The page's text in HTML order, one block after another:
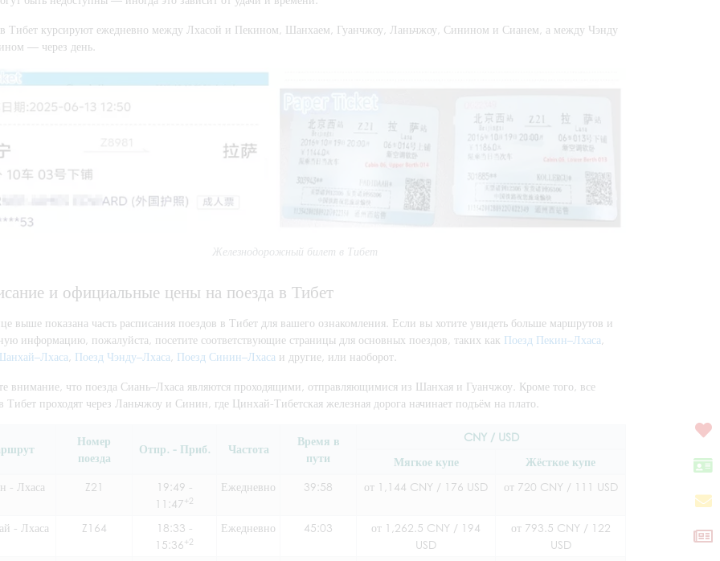
Тибет курсируют ежедневно между Лхасой и Пекином, Шанхаем, Гуанчжоу, Ланьчжоу, Синином и Сианем, а между Чэнду
— через день.
Железнодорожный билет в Тибет
и официальные цены на поезда в Тибет
выше показана часть расписания поездов в Тибет для вашего ознакомления. Если вы хотите увидеть больше маршрутов и
информацию, пожалуйста, посетите соответствующие страницы для основных поездов, таких как Поезд Пекин–Лхаса,
, Поезд Чэнду–Лхаса, Поезд Синин–Лхаса и другие, или наоборот.
внимание, что поезда Сиань–Лхаса являются проходящими, отправляющимися из Шанхая и Гуанчжоу. Кроме того, все
Тибет проходят через Ланьчжоу и Синин, где Цинхай-Тибетская железная дорога начинает подъём на плато.
Номер
поезда
Отпр. - Приб. Частота
Время в
пути
CNY / USD
Мягкое купе
Жёсткое купе
- Лхаса
Z21
19:49 -
11:47+2
Ежедневно 39:58 от 1,144 CNY / 176 USD от 720 CNY / 111 USD
- Лхаса Z164
18:33 -
15:36+2
Ежедневно 45:03
от 1,262.5 CNY / 194
USD
от 793.5 CNY / 122
USD